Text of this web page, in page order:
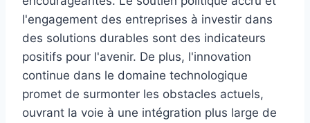
l'engagement des entreprises à investir dans
des solutions durables sont des indicateurs
positifs pour l'avenir. De plus, l'innovation
continue dans le domaine technologique
promet de surmonter les obstacles actuels,
ouvrant la voie à une intégration plus large de